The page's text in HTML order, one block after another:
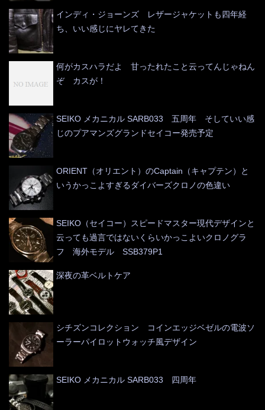
インディ・ジョーンズ レザージャケットも四年経
ち、いい感じにヤレてきた
何がカスハラだよ 甘ったれたこと云ってんじゃねん
ぞ カスが！
SEIKO メカニカル SARB033 五周年 そしていい感
じのプアマンズグランドセイコー発売予定
ORIENT（オリエント）のCaptain（キャプテン）と
いうかっこよすぎるダイバーズクロノの色違い
SEIKO（セイコー）スピードマスター現代デザインと
云っても過言ではないくらいかっこよいクロノグラ
フ 海外モデル SSB379P1
深夜の革ベルトケア
シチズンコレクション コインエッジベゼルの電波ソ
ーラーパイロットウォッチ風デザイン
SEIKO メカニカル SARB033 四周年